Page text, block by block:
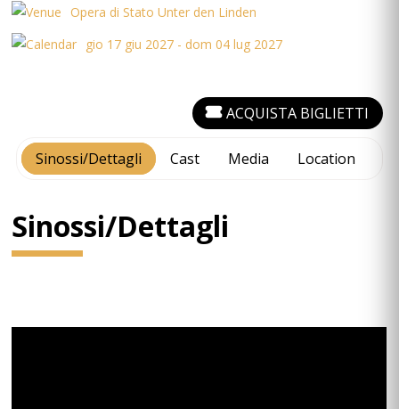
Opera di Stato Unter den Linden
gio 17 giu 2027 - dom 04 lug 2027
Sinossi/Dettagli Cast Media Location
ACQUISTA BIGLIETTI
Sinossi/Dettagli